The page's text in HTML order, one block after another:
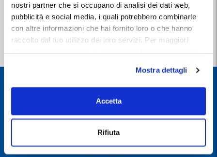
nostri partner che si occupano di analisi dei dati web,
pubblicità e social media, i quali potrebbero combinarle
con altre informazioni che hai fornito loro o che hanno
raccolto dal tuo utilizzo dei loro servizi. Per maggiori
Mostra dettagli
Accetta
Rifiuta
Roma Termini
Napoli Centrale
Milano Rogoredo
+160
DESTINAZIONI
+600